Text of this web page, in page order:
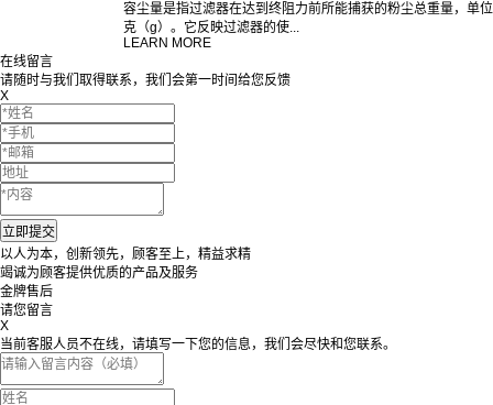
容尘量是指过滤器在达到终阻力前所能捕获的粉尘总重量，单位
克（g）。它反映过滤器的使...
LEARN MORE
在线留言
请随时与我们取得联系，我们会第一时间给您反馈
X
以人为本，创新领先，顾客至上，精益求精
竭诚为顾客提供优质的产品及服务
金牌售后
请您留言
X
当前客服人员不在线，请填写一下您的信息，我们会尽快和您联系。